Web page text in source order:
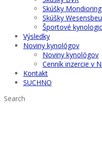
Skúšky Mondioring
Skúšky
Športové
Výsledky
Noviny kynológov
Noviny kynológov
Cenník inzercie v
Kontakt
SUCHNO
Search